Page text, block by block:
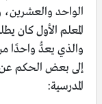
الواحد
المعلم الأول كان
والذي يعدُّ واحدًا
إلى بعض الحكم عن
المدرسية: